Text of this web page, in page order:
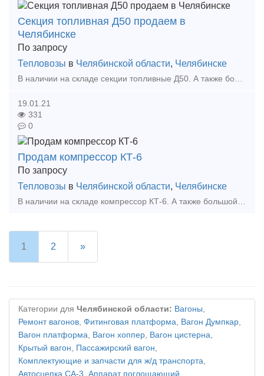
Секция топливная Д50 продаем в
Челябинске
По запросу
Тепловозы в Челябинской области, Челябинске
В наличии на складе секции топливные Д50. А также большой выбор жд запчастей в наличии и под заказ. Тип предложения: предлагаю продукцию, услугу
19.01.21
331
0
Продам компрессор КТ-6
По запросу
Тепловозы в Челябинской области, Челябинске
В наличии на складе компрессор КТ-6. А также большой выбор жд запчастей в наличии и под заказ. - компрессор ВУ-3,5/10 - компрессор ПК-5,25 - компрессор ВВ-0,8/8 а так же запчасти к
1 2 »
Категории для Челябинской области: Вагоны,
Ремонт вагонов, Фитинговая платформа, Вагон Думпкар,
Вагон платформа, Вагон хоппер, Вагон цистерна,
Крытый вагон, Пассажирский вагон,
Комплектующие и запчасти для ж/д транспорта,
Автосцепка СА-3 Аппарат поглощающий